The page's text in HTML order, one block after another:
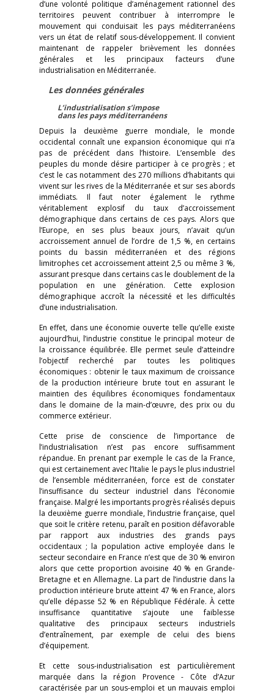
d’une volonté politique d’aménagement rationnel des
territoires peuvent contribuer à interrompre le
mouvement qui conduisait les pays méditerranéens
vers un état de relatif sous-développement. Il convient
maintenant de rappeler brièvement les données
générales et les principaux facteurs d’une
industrialisation en Méditerranée.
Les données générales
L’industrialisation s’impose
dans les pays méditerranéens
Depuis la deuxième guerre mondiale, le monde
occidental connaît une expansion économique qui n’a
pas de précédent dans l’histoire. L’ensemble des
peuples du monde désire participer à ce progrès ; et
c’est le cas notamment des 270 millions d’habitants qui
vivent sur les rives de la Méditerranée et sur ses abords
immédiats. Il faut noter également le rythme
véritablement explosif du taux d’accroissement
démographique dans certains de ces pays. Alors que
l’Europe, en ses plus beaux jours, n’avait qu’un
accroissement annuel de l’ordre de 1,5 %, en certains
points du bassin méditerranéen et des régions
limitrophes cet accroissement atteint 2,5 ou même 3 %,
assurant presque dans certains cas le doublement de la
population en une génération. Cette explosion
démographique accroît la nécessité et les difficultés
d’une industrialisation.
En effet, dans une économie ouverte telle qu’elle existe
aujourd’hui, l’industrie constitue le principal moteur de
la croissance équilibrée. Elle permet seule d’atteindre
l’objectif recherché par toutes les politiques
économiques : obtenir le taux maximum de croissance
de la production intérieure brute tout en assurant le
maintien des équilibres économiques fondamentaux
dans le domaine de la main-d’œuvre, des prix ou du
commerce extérieur.
Cette prise de conscience de l’importance de
l’industrialisation n’est pas encore suffisamment
répandue. En prenant par exemple le cas de la France,
qui est certainement avec l’Italie le pays le plus industriel
de l’ensemble méditerranéen, force est de constater
l’insuffisance du secteur industriel dans l’économie
française. Malgré les importants progrès réalisés depuis
la deuxième guerre mondiale, l’industrie française, quel
que soit le critère retenu, paraît en position défavorable
par rapport aux industries des grands pays
occidentaux ; la population active employée dans le
secteur secondaire en France n’est que de 30 % environ
alors que cette proportion avoisine 40 % en Grande-
Bretagne et en Allemagne. La part de l’industrie dans la
production intérieure brute atteint 47 % en France, alors
qu’elle dépasse 52 % en République Fédérale. À cette
insuffisance quantitative s’ajoute une faiblesse
qualitative des principaux secteurs industriels
d’entraînement, par exemple de celui des biens
d’équipement.
Et cette sous-industrialisation est particulièrement
marquée dans la région Provence - Côte d’Azur
caractérisée par un sous-emploi et un mauvais emploi